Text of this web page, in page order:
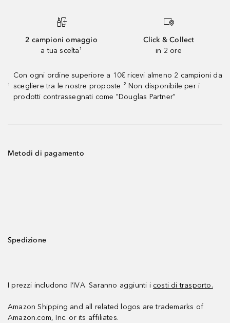
2 campioni omaggio
a tua scelta¹
Click & Collect
in 2 ore
¹
Con ogni ordine superiore a 10€ ricevi almeno 2 campioni da
scegliere tra le nostre proposte ² Non disponibile per i
prodotti contrassegnati come "Douglas Partner"
Metodi di pagamento
Spedizione
I prezzi includono l’IVA. Saranno aggiunti i costi di trasporto.
Amazon Shipping and all related logos are trademarks of
Amazon.com, Inc. or its affiliates.